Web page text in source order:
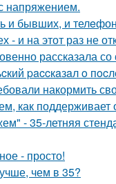
напряжением.
и бывших, и
- и на этот раз не
рассказала
paccкaзaл o
накормить
как
- 35-летняя
- просто!
чем в 35?